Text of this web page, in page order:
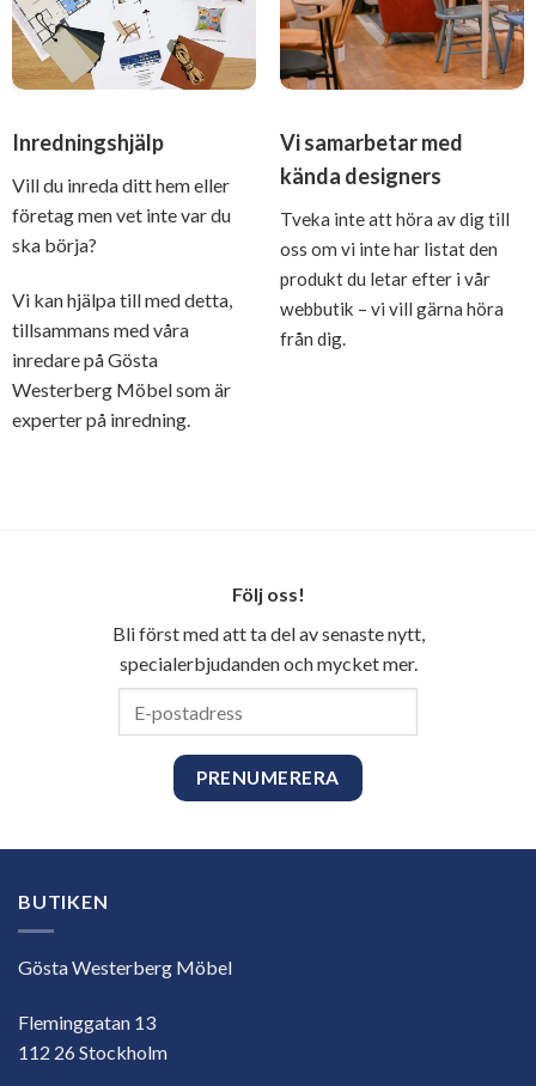
Inredningshjälp
Vill du inreda ditt hem eller
företag men vet inte var du
ska börja?
Vi kan hjälpa till med detta,
tillsammans med våra
inredare på Gösta
Westerberg Möbel som är
experter på inredning.
Vi samarbetar med
kända designers
Tveka inte att höra av dig till
oss om vi inte har listat den
produkt du letar efter i vår
webbutik – vi vill gärna höra
från dig.
Följ oss!
Bli först med att ta del av senaste nytt,
specialerbjudanden och mycket mer.
BUTIKEN
Gösta Westerberg Möbel
Fleminggatan 13
112 26 Stockholm